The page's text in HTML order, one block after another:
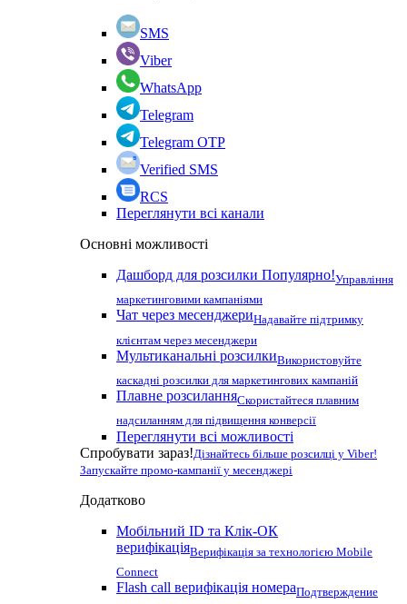
SMS
Viber
WhatsApp
Telegram
Telegram OTP
Verified SMS
RCS
Переглянути всі канали
Основні можливості
Дашборд для розсилки Популярно!Управління
маркетинговими кампаніями
Чат через месенджериНадавайте підтримку
клієнтам через месенджери
Мультиканальні розсилкиВикористовуйте
каскадні розсилки для маркетингових кампаній
Плавне розсиланняСкористайтеся плавним
надсиланням для підвищення конверсії
Переглянути всі можливості
Спробувати зараз!Дізнайтесь більше розсилці у Viber!
Запускайте промо-кампанії у месенджері
Додатково
Мобільний ID та Клік-ОК
верифікаціяВерифікація за технологією Mobile
Connect
Flash call верифікація номераПодтверждение